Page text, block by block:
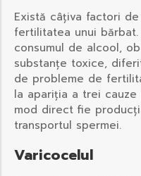
Există câțiva factori
fertilitatea unui
consumul de alcool,
substanțe toxice,
de probleme de
la apariția a trei
mod direct fie
transportul spermei.
Varicocelul